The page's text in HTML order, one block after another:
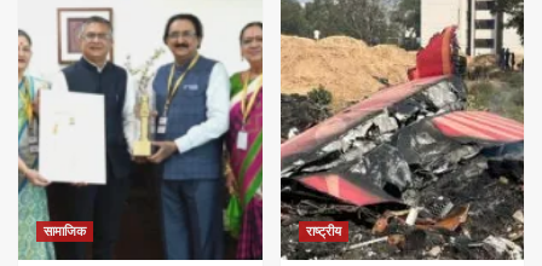
सामाजिक राष्ट्रीय